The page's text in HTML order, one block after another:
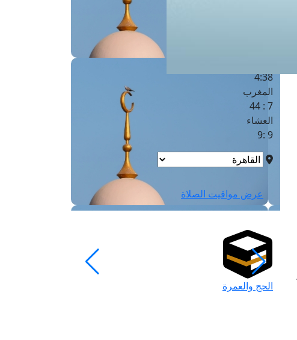
4:38
المغرب
7 : 44
العشاء
9 :9
عرض مواقيت الصلاة
الحج والعمرة